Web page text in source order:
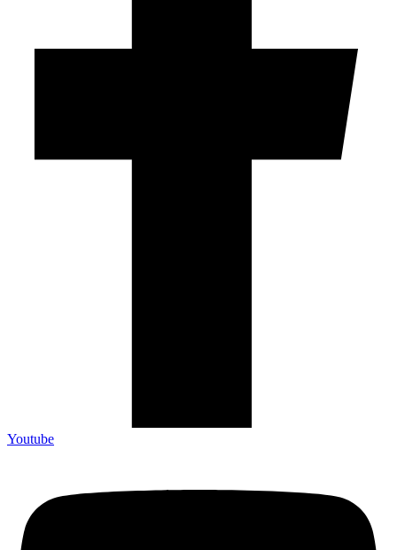
Youtube